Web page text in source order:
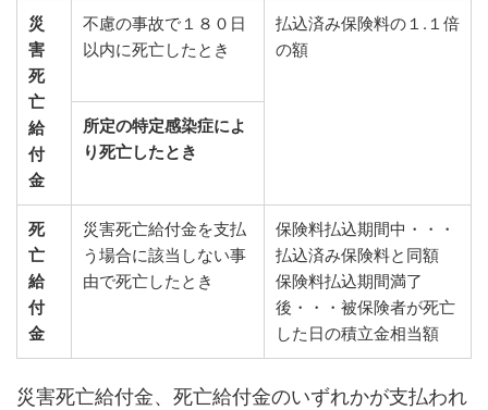
災
害
死
亡
給
付
金
不慮の事故で１８０日
以内に死亡したとき
払込済み保険料の１.１倍
の額
所定の特定感染症によ
り死亡したとき
死
亡
給
付
金
災害死亡給付金を支払
う場合に該当しない事
由で死亡したとき
保険料払込期間中・・・
払込済み保険料と同額
保険料払込期間満了
後・・・被保険者が死亡
した日の積立金相当額
災害死亡給付金、死亡給付金のいずれかが支払われ